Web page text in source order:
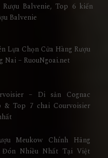
Balvenie, Top 6 kiến
Balvenie
Lựa Chọn Cửa Hàng Rượu
Nai – RuouNgoai.net
– Di sản Cognac
& Top 7 chai Courvoisier
Meukow Chính Hãng
Đón Nhiều Nhất Tại Việt